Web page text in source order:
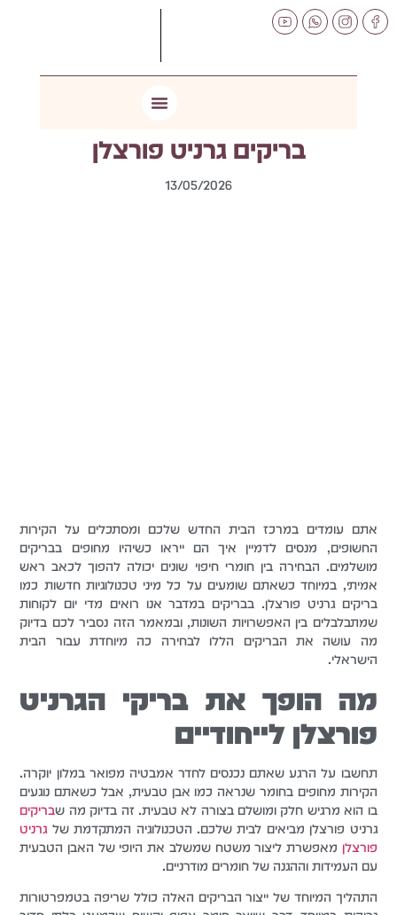
לתוכן
בריקים גרניט פורצלן
13/05/2026
אתם עומדים במרכז הבית החדש שלכם ומסתכלים על הקירות
החשופים, מנסים לדמיין איך הם ייראו כשיהיו מחופים בבריקים
מושלמים. הבחירה בין חומרי חיפוי שונים יכולה להפוך לכאב ראש
אמיתי, במיוחד כשאתם שומעים על כל מיני טכנולוגיות חדשות כמו
בריקים גרניט פורצלן. בבריקים במדבר אנו רואים מדי יום לקוחות
שמתבלבלים בין האפשרויות השונות, ובמאמר הזה נסביר לכם בדיוק
מה עושה את הבריקים הללו לבחירה כה מיוחדת עבור הבית
הישראלי.
מה הופך את בריקי הגרניט
פורצלן לייחודיים
תחשבו על הרגע שאתם נכנסים לחדר אמבטיה מפואר במלון יוקרה.
הקירות מחופים בחומר שנראה כמו אבן טבעית, אבל כשאתם נוגעים
בו הוא מרגיש חלק ומושלם בצורה לא טבעית. זה בדיוק מה שבריקים
גרניט פורצלן מביאים לבית שלכם. הטכנולוגיה המתקדמת שלגרניט
פורצלן מאפשרת ליצור משטח שמשלב את היופי של האבן הטבעית
עם העמידות וההגנה של חומרים מודרניים.
התהליך המיוחד של ייצור הבריקים האלה כולל שריפה בטמפרטורות